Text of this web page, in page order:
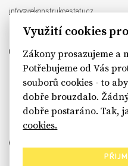
info@rekonstrukcestatu.cz
Návrh a vývoj: Sinfin , ilustrace:
sinfin.digital
Využití cookies
Zákony prosazujeme a
Potřebujeme od Vás
souborů cookies - to
dobře brouzdalo.
dobře postaráno. Tak,
cookies.